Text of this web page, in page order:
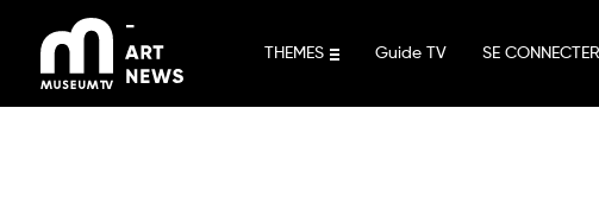
contenu
THEMES Guide TV SE CONNECTER